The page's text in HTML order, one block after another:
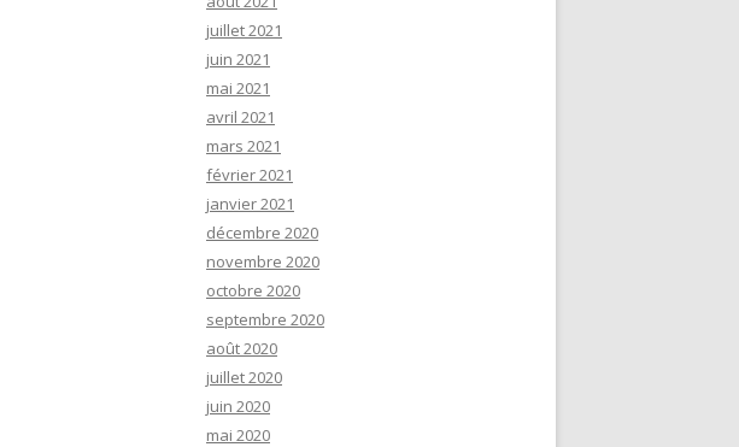
juillet 2021
juin 2021
mai 2021
avril 2021
mars 2021
février 2021
janvier 2021
décembre 2020
novembre 2020
octobre 2020
septembre 2020
août 2020
juillet 2020
juin 2020
mai 2020